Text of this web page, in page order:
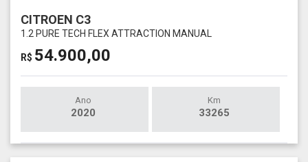
CITROEN C3
1.2 PURE TECH FLEX ATTRACTION MANUAL
R$ 54.900,00
Ano
2020
Km
33265